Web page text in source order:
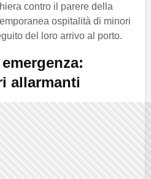
contro il parere della
ospitalità di minori
del loro arrivo al porto.
allarmanti